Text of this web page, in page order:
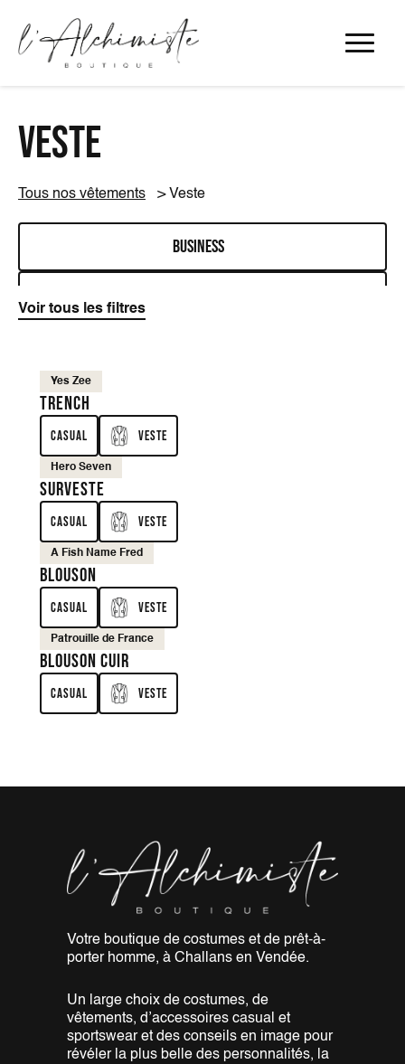
Veste
Tous nos vêtements Veste
Business
Yes Zee
Casual Veste
Trench
Hero Seven
Casual Veste
Surveste
A Fish Name Fred
Casual Veste
Blouson
Patrouille de France
Casual Veste
Blouson cuir
Votre boutique de costumes et de prêt-à-
porter homme, à Challans en Vendée.
Un large choix de costumes, de
vêtements, d’accessoires casual et
sportswear et des conseils en image pour
révéler la plus belle des personnalités, la